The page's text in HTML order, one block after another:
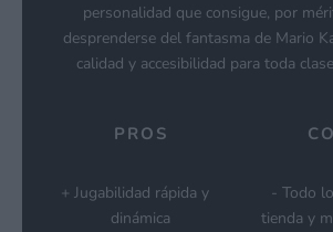
personalidad que consigue, por
desprenderse del fantasma de Mario
calidad y accesibilidad para toda
PROS
Jugabilidad rápida y
dinámica
Todo
tienda y